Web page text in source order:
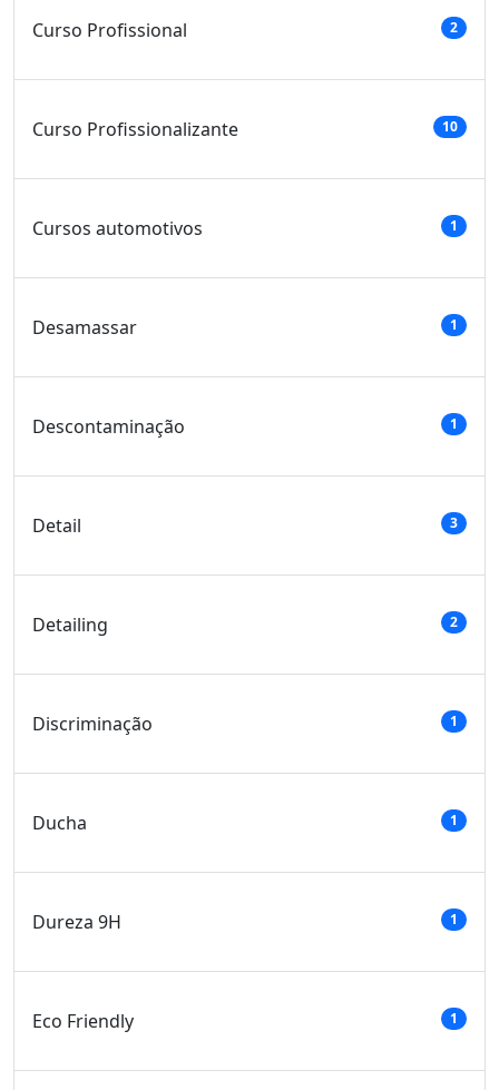
Curso Profissional 2
Curso Profissionalizante 10
Cursos automotivos 1
Desamassar 1
Descontaminação 1
Detail 3
Detailing 2
Discriminação 1
Ducha 1
Dureza 9H 1
Eco Friendly 1